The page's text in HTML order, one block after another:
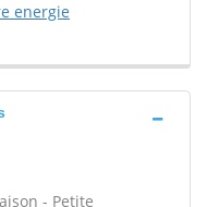
energie
- Petite